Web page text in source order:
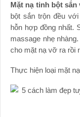
Mặt nạ tinh bột sắn
bột sắn trộn đều
hỗn hợp đồng nhất.
massage nhẹ
cho mặt nạ vỡ ra rồi
Thực hiện loại mặt